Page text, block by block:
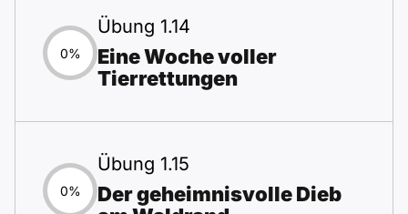
0%
Übung 1.14
Eine Woche voller
Tierrettungen
0%
Übung 1.15
Der geheimnisvolle Dieb